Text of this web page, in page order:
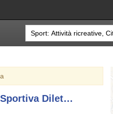
Sportiva Dilet…